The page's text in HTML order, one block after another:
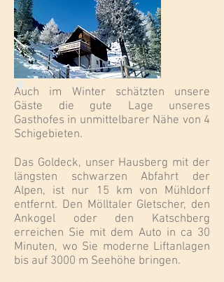
Auch im Winter schätzten unsere
Gäste die gute Lage unseres
Gasthofes in unmittelbarer Nähe von 4
Schigebieten.
Das Goldeck, unser Hausberg mit der
längsten schwarzen Abfahrt der
Alpen, ist nur 15 km von Mühldorf
entfernt. Den Mölltaler Gletscher, den
Ankogel oder den Katschberg
erreichen Sie mit dem Auto in ca 30
Minuten, wo Sie moderne Liftanlagen
bis auf 3000 m Seehöhe bringen.